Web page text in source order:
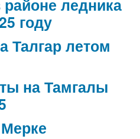
ледника
году
Талгар летом
на Тамгалы